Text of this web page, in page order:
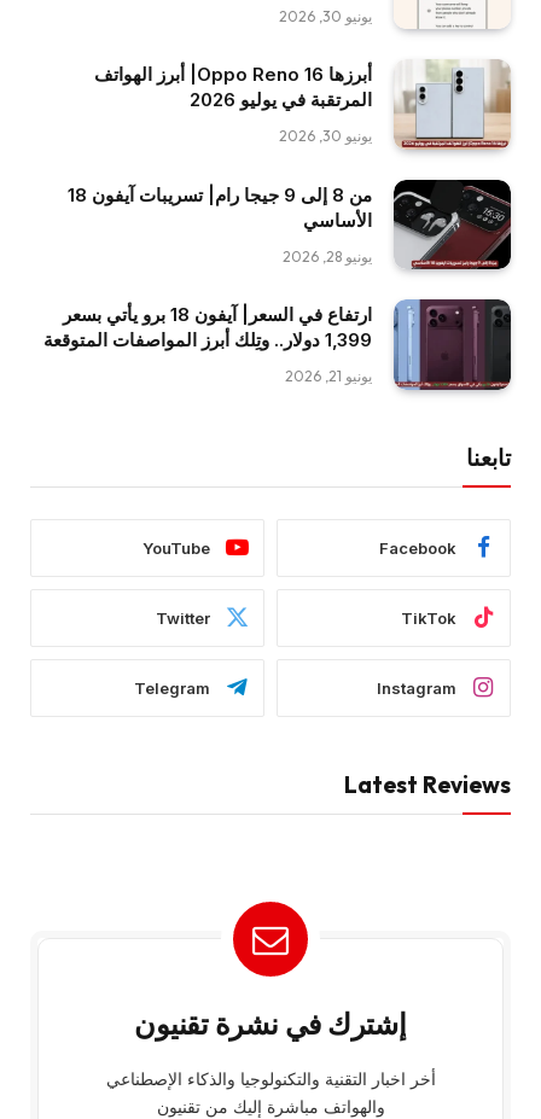
يونيو 30, 2026
أبرزها Oppo Reno 16| أبرز الهواتف
المرتقبة في يوليو 2026
يونيو 30, 2026
من 8 إلى 9 جيجا رام| تسريبات آيفون 18
الأساسي
يونيو 28, 2026
ارتفاع في السعر| آيفون 18 برو يأتي بسعر
1,399 دولار.. وتِلك أبرز المواصفات المتوقعة
يونيو 21, 2026
تابعنا
Facebook
YouTube
TikTok
Twitter
Instagram
Telegram
Latest Reviews
إشترك في نشرة تقنيون
أخر اخبار التقنية والتكنولوجيا والذكاء الإصطناعي
والهواتف مباشرة إليك من تقنيون